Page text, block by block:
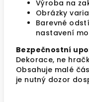
Výroba na
Obrázky
Barevné
nastavení
Bezpečnostní
Dekorace, ne
Obsahuje malé
je nutný dozor